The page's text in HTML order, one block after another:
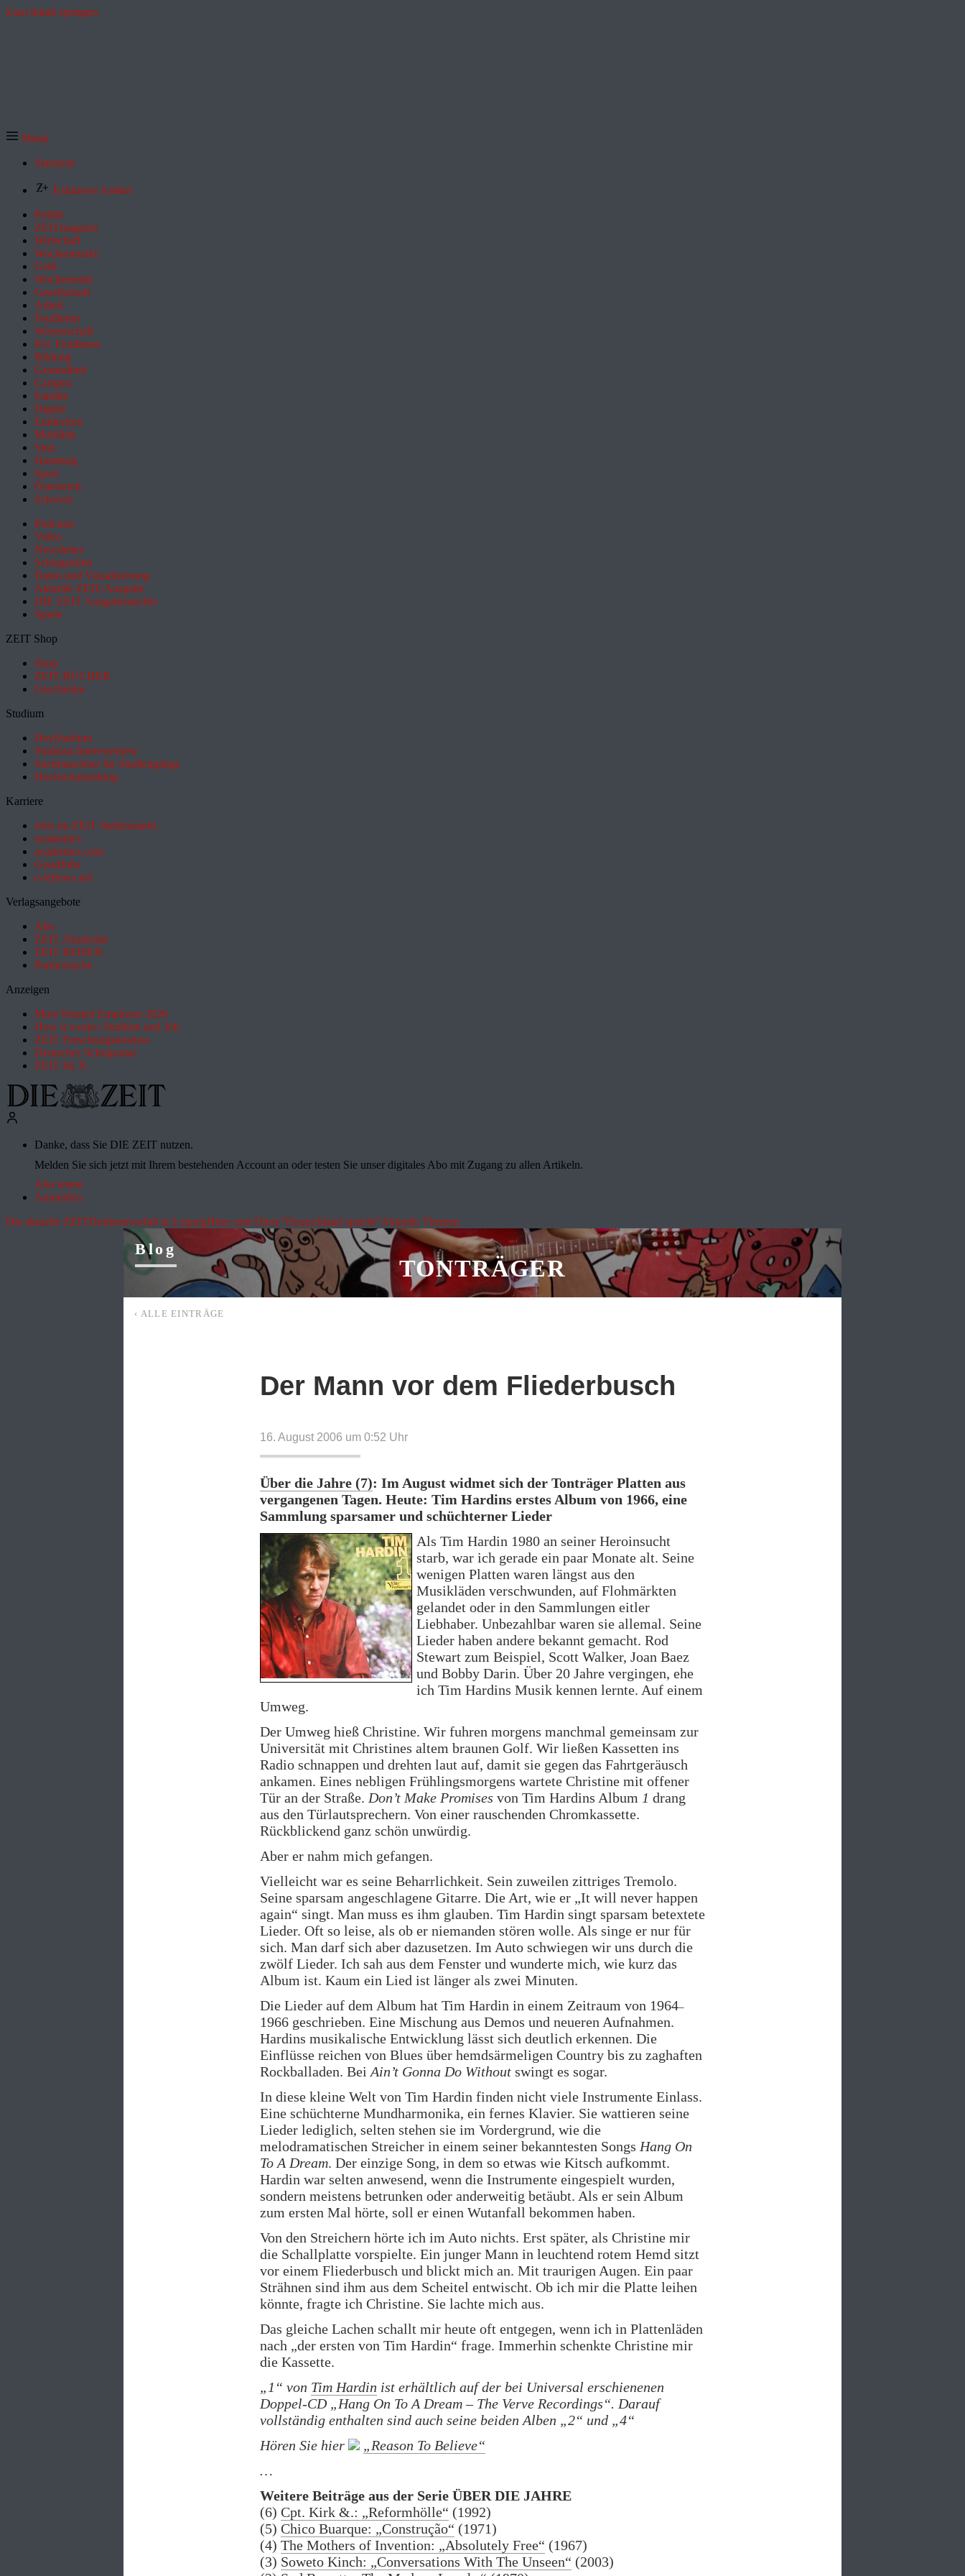
Zum Inhalt springen
Menü
Startseite
Exklusive Artikel
Politik
ZEITmagazin
Wirtschaft
Wochenmarkt
Geld
Wochenende
Gesellschaft
Arbeit
Feuilleton
Wissenschaft
Pol. Feuilleton
Bildung
Gesundheit
Campus
Familie
Digital
Entdecken
Mobilität
Sinn
Hamburg
Sport
Österreich
Schweiz
Podcasts
Video
Newsletter
Schlagzeilen
Daten und Visualisierung
Aktuelle ZEIT-Ausgabe
DIE ZEIT Ausgabenarchiv
Spiele
ZEIT Shop
Shop
ZEIT BÜCHER
Geschenke
Studium
HeyStudium
Studium-Interessentest
Suchmaschine für Studiengänge
Hochschulranking
Karriere
Jobs im ZEIT Stellenmarkt
academics
academics.com
GoodJobs
e-fellows.net
Verlagsangebote
Abo
ZEIT Akademie
ZEIT REISEN
Partnersuche
Anzeigen
Most Wanted Employer 2026
How it works: Studium und Job
ZEIT Forschungskosmos
Deutsches Schulportal
ZEIT für X
Danke, dass Sie DIE ZEIT nutzen.
Melden Sie sich jetzt mit Ihrem bestehenden Account an oder testen Sie unser digitales Abo mit Zugang zu allen Artikeln.
Abo testen
Anmelden
Die aktuelle ZEITDrohnenvorfall in LeipzigHitze und Dürre"Deutschland spricht"Aktuelle Themen
Blog
TONTRÄGER
‹ ALLE EINTRÄGE
Der Mann vor dem Fliederbusch
16. August 2006 um 0:52 Uhr
Über die Jahre (7): Im August widmet sich der Tonträger Platten aus
vergangenen Tagen. Heute: Tim Hardins erstes Album von 1966, eine
Sammlung sparsamer und schüchterner Lieder
Als Tim Hardin 1980 an seiner Heroinsucht
starb, war ich gerade ein paar Monate alt. Seine
wenigen Platten waren längst aus den
Musikläden verschwunden, auf Flohmärkten
gelandet oder in den Sammlungen eitler
Liebhaber. Unbezahlbar waren sie allemal. Seine
Lieder haben andere bekannt gemacht. Rod
Stewart zum Beispiel, Scott Walker, Joan Baez
und Bobby Darin. Über 20 Jahre vergingen, ehe
ich Tim Hardins Musik kennen lernte. Auf einem
Umweg.
Der Umweg hieß Christine. Wir fuhren morgens manchmal gemeinsam zur
Universität mit Christines altem braunen Golf. Wir ließen Kassetten ins
Radio schnappen und drehten laut auf, damit sie gegen das Fahrtgeräusch
ankamen. Eines nebligen Frühlingsmorgens wartete Christine mit offener
Tür an der Straße. Don’t Make Promises von Tim Hardins Album 1 drang
aus den Türlautsprechern. Von einer rauschenden Chromkassette.
Rückblickend ganz schön unwürdig.
Aber er nahm mich gefangen.
Vielleicht war es seine Beharrlichkeit. Sein zuweilen zittriges Tremolo.
Seine sparsam angeschlagene Gitarre. Die Art, wie er „It will never happen
again“ singt. Man muss es ihm glauben. Tim Hardin singt sparsam betextete
Lieder. Oft so leise, als ob er niemanden stören wolle. Als singe er nur für
sich. Man darf sich aber dazusetzen. Im Auto schwiegen wir uns durch die
zwölf Lieder. Ich sah aus dem Fenster und wunderte mich, wie kurz das
Album ist. Kaum ein Lied ist länger als zwei Minuten.
Die Lieder auf dem Album hat Tim Hardin in einem Zeitraum von 1964–
1966 geschrieben. Eine Mischung aus Demos und neueren Aufnahmen.
Hardins musikalische Entwicklung lässt sich deutlich erkennen. Die
Einflüsse reichen von Blues über hemdsärmeligen Country bis zu zaghaften
Rockballaden. Bei Ain’t Gonna Do Without swingt es sogar.
In diese kleine Welt von Tim Hardin finden nicht viele Instrumente Einlass.
Eine schüchterne Mundharmonika, ein fernes Klavier. Sie wattieren seine
Lieder lediglich, selten stehen sie im Vordergrund, wie die
melodramatischen Streicher in einem seiner bekanntesten Songs Hang On
To A Dream. Der einzige Song, in dem so etwas wie Kitsch aufkommt.
Hardin war selten anwesend, wenn die Instrumente eingespielt wurden,
sondern meistens betrunken oder anderweitig betäubt. Als er sein Album
zum ersten Mal hörte, soll er einen Wutanfall bekommen haben.
Von den Streichern hörte ich im Auto nichts. Erst später, als Christine mir
die Schallplatte vorspielte. Ein junger Mann in leuchtend rotem Hemd sitzt
vor einem Fliederbusch und blickt mich an. Mit traurigen Augen. Ein paar
Strähnen sind ihm aus dem Scheitel entwischt. Ob ich mir die Platte leihen
könnte, fragte ich Christine. Sie lachte mich aus.
Das gleiche Lachen schallt mir heute oft entgegen, wenn ich in Plattenläden
nach „der ersten von Tim Hardin“ frage. Immerhin schenkte Christine mir
die Kassette.
„1“ von Tim Hardin ist erhältlich auf der bei Universal erschienenen
Doppel-CD „Hang On To A Dream – The Verve Recordings“. Darauf
vollständig enthalten sind auch seine beiden Alben „2“ und „4“
Hören Sie hier
„Reason To Believe“
…
Weitere Beiträge aus der Serie ÜBER DIE JAHRE
(6) Cpt. Kirk &.: „Reformhölle“ (1992)
(5) Chico Buarque: „Construção“ (1971)
(4) The Mothers of Invention: „Absolutely Free“ (1967)
(3) Soweto Kinch: „Conversations With The Unseen“ (2003)